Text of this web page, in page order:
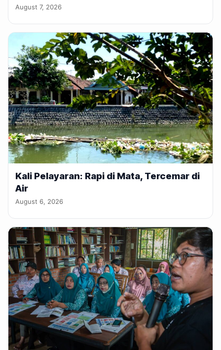
August 7, 2026
Kali Pelayaran: Rapi di Mata, Tercemar di
Air
August 6, 2026